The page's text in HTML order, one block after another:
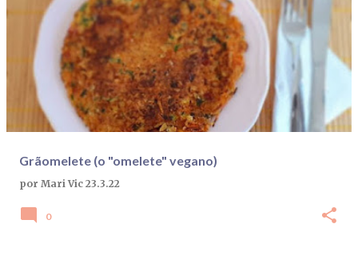
P
s
t
a
g
Grãomelete (o "omelete" vegano)
por Mari Vic 23.3.22
0